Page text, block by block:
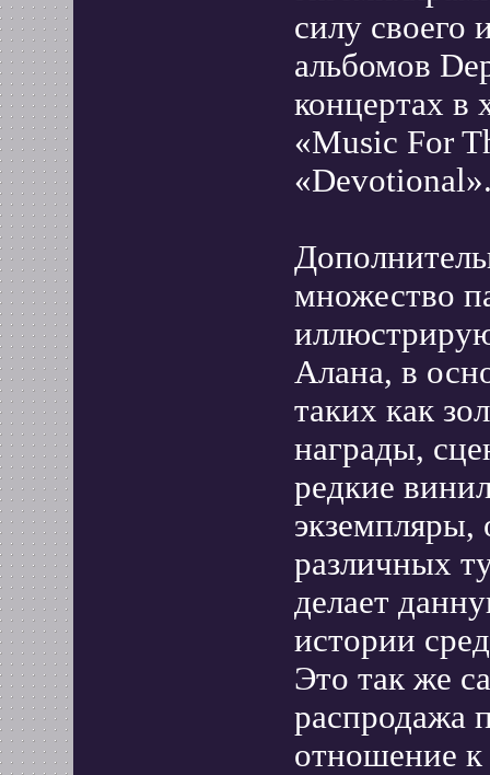
силу своего
альбомов
концертах в
«Music For
множество
Алана, в
таких как
награды,
редкие
экземпляры,
различных
делает
истории
Это так же
распродажа
отношение к